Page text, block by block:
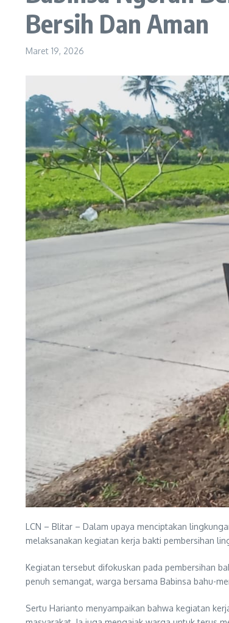
Bersih Dan Aman
Maret 19, 2026
LCN – Blitar – Dalam upaya menciptakan
melaksanakan kegiatan kerja bakti pembersihan
Kegiatan tersebut difokuskan pada pembersihan
penuh semangat, warga bersama Babinsa bahu-
Sertu Harianto menyampaikan bahwa kegiatan